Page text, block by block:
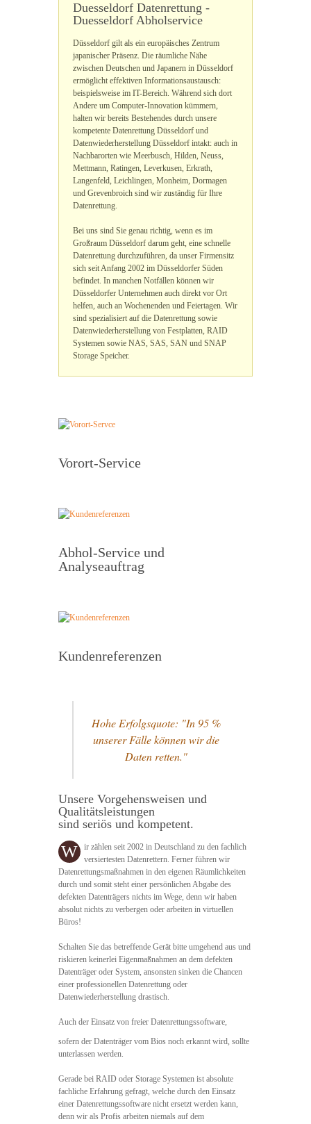
Duesseldorf Datenrettung -
Duesseldorf Abholservice
Düsseldorf gilt als ein europäisches Zentrum
japanischer Präsenz. Die räumliche Nähe
zwischen Deutschen und Japanern in Düsseldorf
ermöglicht effektiven Informationsaustausch:
beispielsweise im IT-Bereich. Während sich dort
Andere um Computer-Innovation kümmern,
halten wir bereits Bestehendes durch unsere
kompetente Datenrettung Düsseldorf und
Datenwiederherstellung Düsseldorf intakt: auch in
Nachbarorten wie Meerbusch, Hilden, Neuss,
Mettmann, Ratingen, Leverkusen, Erkrath,
Langenfeld, Leichlingen, Monheim, Dormagen
und Grevenbroich sind wir zuständig für Ihre
Datenrettung.
Bei uns sind Sie genau richtig, wenn es im
Großraum Düsseldorf darum geht, eine schnelle
Datenrettung durchzuführen, da unser Firmensitz
sich seit Anfang 2002 im Düsseldorfer Süden
befindet. In manchen Notfällen können wir
Düsseldorfer Unternehmen auch direkt vor Ort
helfen, auch an Wochenenden und Feiertagen. Wir
sind spezialisiert auf die Datenrettung sowie
Datenwiederherstellung von Festplatten, RAID
Systemen sowie NAS, SAS, SAN und SNAP
Storage Speicher.
Vorort-Service
Abhol-Service und
Analyseauftrag
Kundenreferenzen
Hohe Erfolgsquote: "In 95 %
unserer Fälle können wir die
Daten retten."
Unsere Vorgehensweisen und
Qualitätsleistungen
sind seriös und kompetent.
W
ir zählen seit 2002 in Deutschland zu den fachlich
versiertesten Datenrettern. Ferner führen wir
Datenrettungsmaßnahmen in den eigenen Räumlichkeiten
durch und somit steht einer persönlichen Abgabe des
defekten Datenträgers nichts im Wege, denn wir haben
absolut nichts zu verbergen oder arbeiten in virtuellen
Büros!
Schalten Sie das betreffende Gerät bitte umgehend aus und
riskieren keinerlei Eigenmaßnahmen an dem defekten
Datenträger oder System, ansonsten sinken die Chancen
einer professionellen Datenrettung oder
Datenwiederherstellung drastisch.
Auch der Einsatz von freier Datenrettungssoftware,
sofern der Datenträger vom Bios noch erkannt wird, sollte
unterlassen werden.
Gerade bei RAID oder Storage Systemen ist absolute
fachliche Erfahrung gefragt, welche durch den Einsatz
einer Datenrettungssoftware nicht ersetzt werden kann,
denn wir als Profis arbeiten niemals auf dem